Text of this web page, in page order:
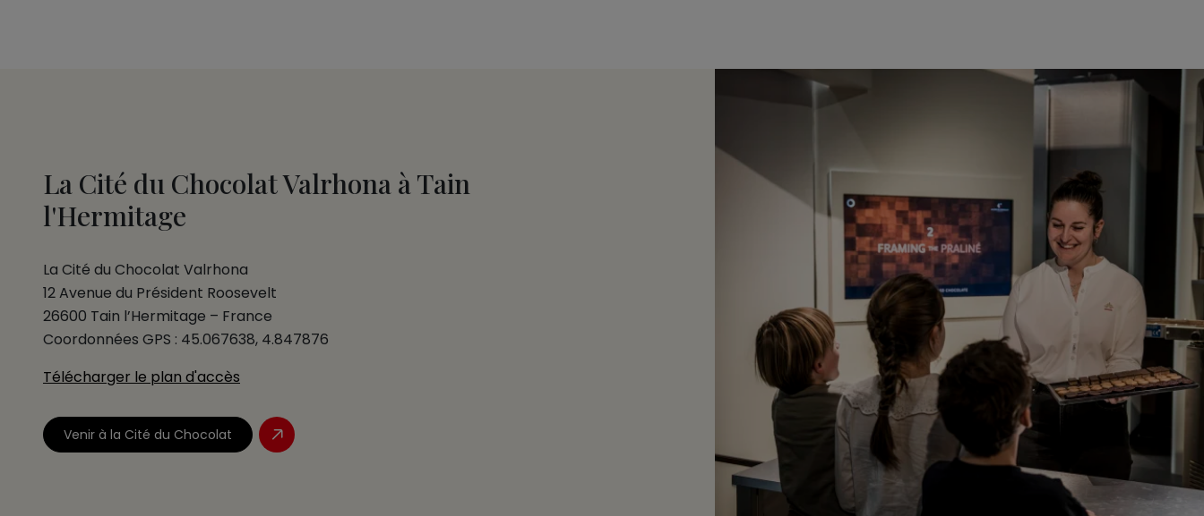
La Cité du Chocolat Valrhona à Tain
l'Hermitage
La Cité du Chocolat Valrhona
12 Avenue du Président Roosevelt
26600 Tain l’Hermitage – France
Coordonnées GPS : 45.067638, 4.847876
Télécharger le plan d'accès
Venir à la Cité du Chocolat